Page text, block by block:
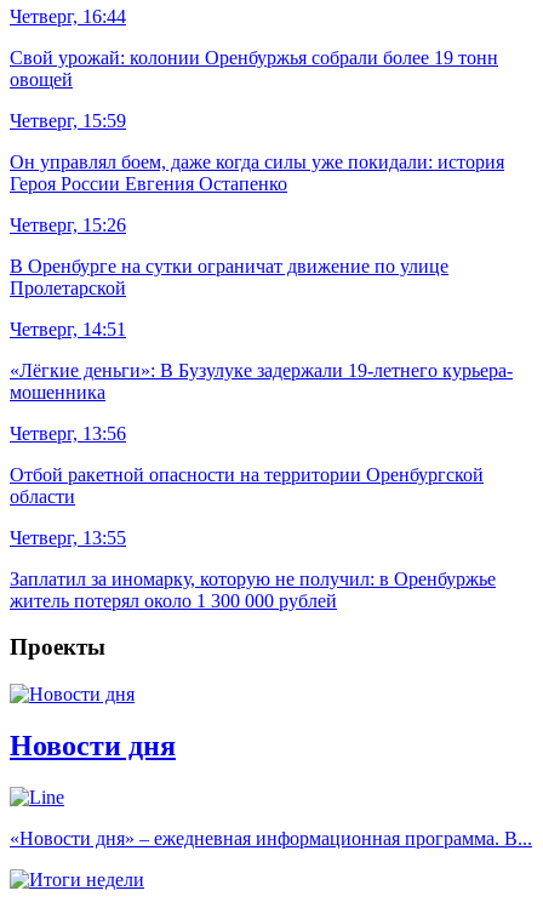
Четверг, 16:44
Свой урожай: колонии Оренбуржья собрали более 19 тонн
овощей
Четверг, 15:59
Он управлял боем, даже когда силы уже покидали: история
Героя России Евгения Остапенко
Четверг, 15:26
В Оренбурге на сутки ограничат движение по улице
Пролетарской
Четверг, 14:51
«Лёгкие деньги»: В Бузулуке задержали 19-летнего курьера-
мошенника
Четверг, 13:56
Отбой ракетной опасности на территории Оренбургской
области
Четверг, 13:55
Заплатил за иномарку, которую не получил: в Оренбуржье
житель потерял около 1 300 000 рублей
Проекты
Новости дня
«Новости дня» – ежедневная информационная программа. В...